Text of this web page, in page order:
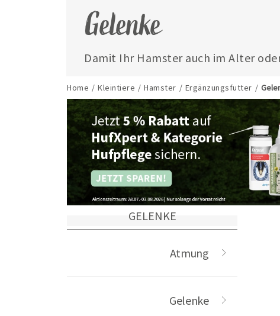
Home / Kleintiere / Hamster / Ergänzungsfutter /
GELENKE
Atmung
Gelenke
Gelenke
Damit Ihr Hamster auch im Alter
Ergänzungsfuttermittel speziell für
Hamstern.